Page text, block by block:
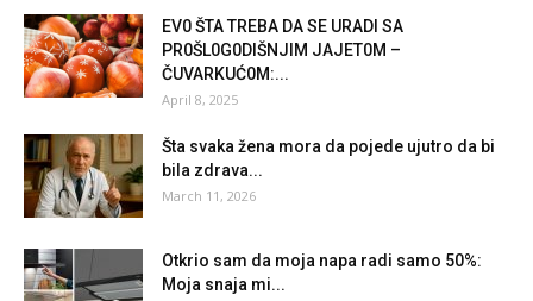
EV0 ŠTA TREBA DA SE URADI SA
PR0ŠL0G0DIŠNJIM JAJET0M –
ČUVARKUĆ0M:...
April 8, 2025
Šta svaka žena mora da pojede ujutro da bi
bila zdrava...
March 11, 2026
Otkrio sam da moja napa radi samo 50%:
Moja snaja mi...